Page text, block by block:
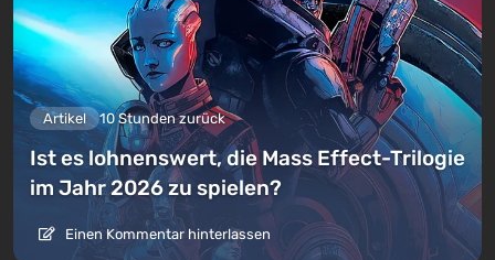
Artikel 10 Stunden zurück
Ist es lohnenswert, die Mass Effect-Trilogie
im Jahr 2026 zu spielen?
Einen Kommentar hinterlassen